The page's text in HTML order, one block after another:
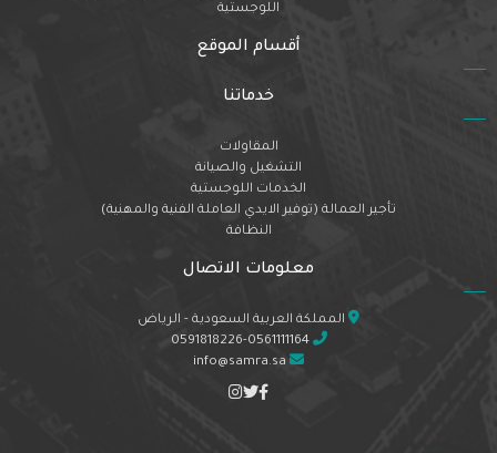
اللوجستية
أقسام الموقع
خدماتنا
المقاولات
التشغيل والصيانة
الخدمات اللوجستية
تأجير العمالة (توفير الايدي العاملة الفنية والمهنية)
النظافة
معلومات الاتصال
المملكة العربية السعودية - الرياض
0591818226-0561111164
info@samra.sa